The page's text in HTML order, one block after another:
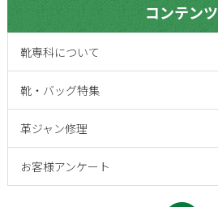
コンテンツ
靴専科について
靴・バッグ特集
革ジャン修理
お客様アンケート